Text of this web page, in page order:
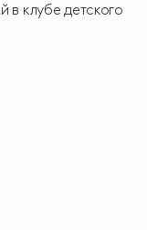
в клубе детского